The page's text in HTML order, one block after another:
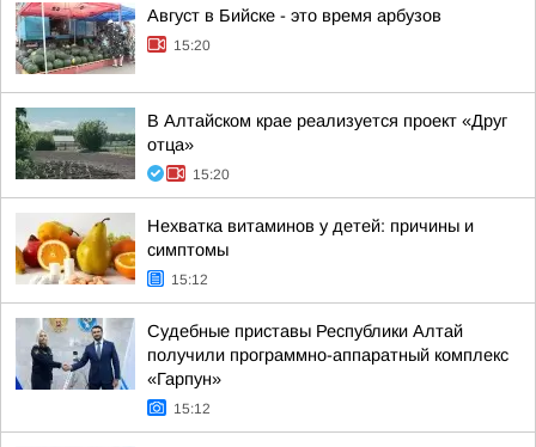
Август в Бийске - это время арбузов
15:20
В Алтайском крае реализуется проект «Друг
отца»
15:20
Нехватка витаминов у детей: причины и
симптомы
15:12
Судебные приставы Республики Алтай
получили программно-аппаратный комплекс
«Гарпун»
15:12